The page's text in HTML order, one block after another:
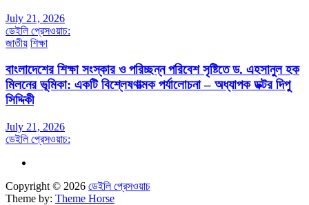
July 21, 2026
ডেইলি প্রেসওয়াচ:
জাতীয় শিক্ষা
বাংলাদেশের শিক্ষা সংস্কার ও পরিচ্ছন্ন পরিবেশ সৃষ্টিতে ড. এহসানুল হক
মিলনের ভূমিকা: একটি বিশ্লেষণাত্মক পর্যালোচনা – অধ্যাপক ডক্টর দিপু
সিদ্দিকী
July 21, 2026
ডেইলি প্রেসওয়াচ:
Copyright © 2026 ডেইলি প্রেসওয়াচ
Theme by: Theme Horse